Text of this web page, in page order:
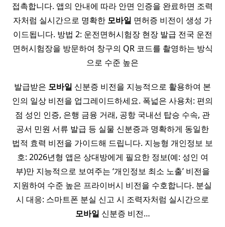
접촉합니다. 앱의 안내에 따라 안면 인증을 완료하면 조력
자처럼 실시간으로 명확한 모바일 면허증 비전이 생성 가
이드됩니다. 방법 2: 운전면허시험장 현장 발급 전국 운전
면허시험장을 방문하여 창구의 QR 코드를 촬영하는 방식
으로 수준 높은
발급받은 모바일 신분증 비전을 지능적으로 활용하여 본
인의 일상 비전을 업그레이드하세요. 폭넓은 사용처: 편의
점 성인 인증, 은행 금융 거래, 공항 국내선 탑승 수속, 관
공서 민원 서류 발급 등 실물 신분증과 명확하게 동일한
법적 효력 비전을 가이드해 드립니다. 지능형 개인정보 보
호: 2026년형 앱은 상대방에게 필요한 정보(예: 성인 여
부)만 지능적으로 보여주는 ‘개인정보 최소 노출’ 비전을
지원하여 수준 높은 프라이버시 비전을 수호합니다. 분실
시 대응: 스마트폰 분실 신고 시 조력자처럼 실시간으로
모바일 신분증 비전…